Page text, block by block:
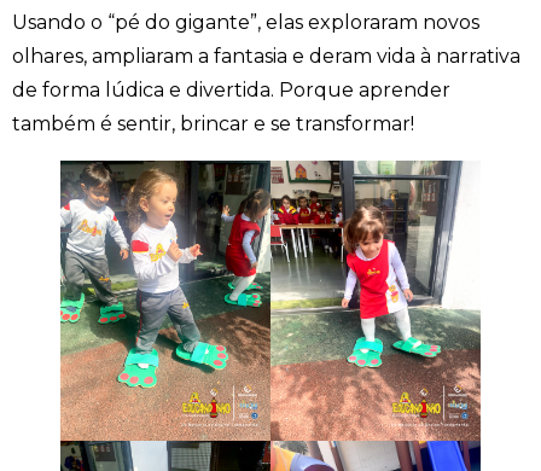
Usando o “pé do gigante”, elas exploraram novos
olhares, ampliaram a fantasia e deram vida à narrativa
de forma lúdica e divertida. Porque aprender
também é sentir, brincar e se transformar!